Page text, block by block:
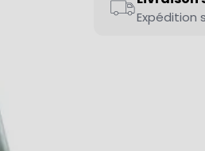
Expédition